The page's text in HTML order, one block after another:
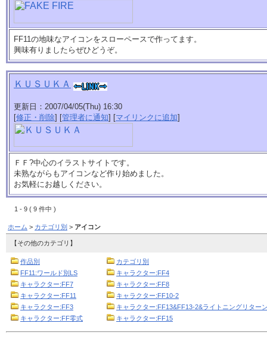
FF11の地味なアイコンをスローペースで作ってます。
興味有りましたらぜひどうぞ。
ＫＵＳＵＫＡ
更新日：2007/04/05(Thu) 16:30
[修正・削除] [管理者に通知] [マイリンクに追加]
ＦＦ?中心のイラストサイトです。
未熟ながらもアイコンなど作り始めました。
お気軽にお越しください。
1 - 9 ( 9 件中 )
ホーム > カテゴリ別 > アイコン
【その他のカテゴリ】
作品別
カテゴリ別
FF11:ワールド別LS
キャラクター:FF4
キャラクター:FF7
キャラクター:FF8
キャラクター:FF11
キャラクター:FF10-2
キャラクター:FF3
キャラクター:FF13&FF13-2&ライトニングリター
キャラクター:FF零式
キャラクター:FF15